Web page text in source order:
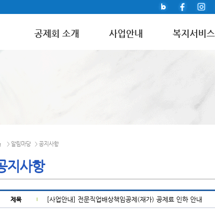
공제회 소개 사업안내 복지서비스
> 알림마당 > 공지사항
지사항
제목 [사업안내] 전문직업배상책임공제(재가) 공제료 인하 안내